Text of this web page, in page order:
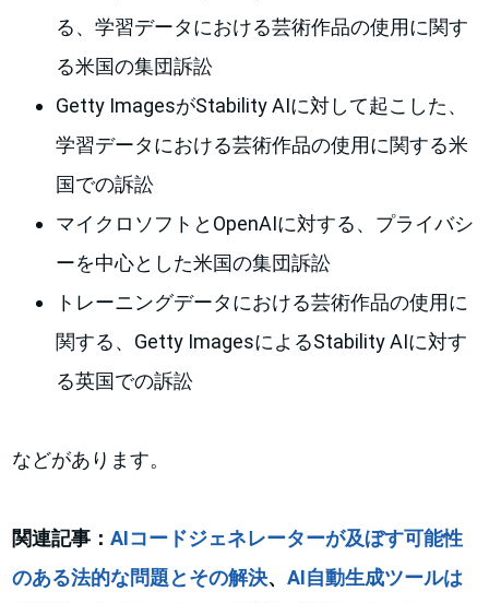
る、学習データにおける芸術作品の使用に関す
る米国の集団訴訟
Getty ImagesがStability AIに対して起こした、
学習データにおける芸術作品の使用に関する米
国での訴訟
マイクロソフトとOpenAIに対する、プライバシ
ーを中心とした米国の集団訴訟
トレーニングデータにおける芸術作品の使用に
関する、Getty ImagesによるStability AIに対す
る英国での訴訟
などがあります。
関連記事：AIコードジェネレーターが及ぼす可能性
のある法的な問題とその解決、AI自動生成ツールは